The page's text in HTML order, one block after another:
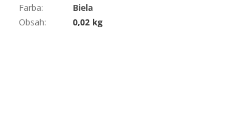
Farba:
Biela
Obsah: 0,02 kg